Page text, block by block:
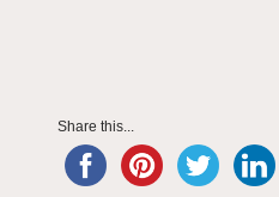
Share this...